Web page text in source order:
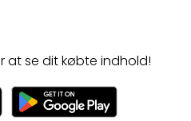
at se dit købte indhold!